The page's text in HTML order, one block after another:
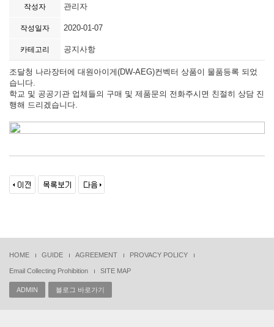
작성자 관리자
작성일자 2020-01-07
카테고리 공지사항
조달청 나라장터에 대원아이게(DW-AEG)컨벡터 상품이 물품등록 되었
습니다.
학교 및 공공기관 업체들의 구매 및 제품문의 전화주시면 친절히 상담 진
행해 드리겠습니다.
HOME GUIDE AGREEMENT PROVACY POLICY
Email Collecting Prohibition SITE MAP
ADMIN 블로그 바로가기